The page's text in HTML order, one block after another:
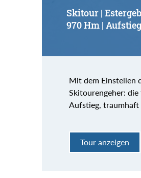
Skitour |
970 Hm |
Mit dem Einstellen
Skitourengeher:
Aufstieg, traumhaft
Tour anzeigen